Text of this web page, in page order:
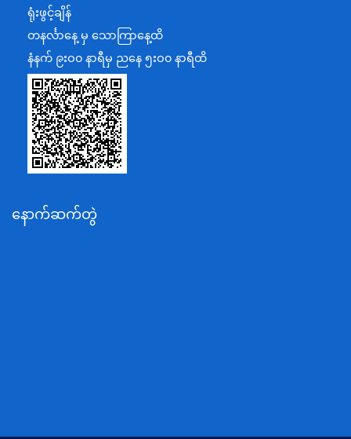
အပြည်ပြည်ဆိုင်ရာပူးပေါင်းဆောင်ရွက်ရေးဝန်ကြီးဌာန
ပြန်ကြားရေးဝန်ကြီးဌာန
သာသနာရေးနှင့် ယဉ်ကျေးမှုဝန်ကြီးဌာန
စိုက်ပျိုးရေး၊မွေးမြူရေးနှင့်ဆည်မြောင်းဝန်ကြီးဌာန
ပို့ဆောင်ရေးနှင့်ဆက်သွယ်ရေးဝန်ကြီးဌာန
သယံဇာတနှင့်ပတ်ဝန်းကျင်ထိန်းသိမ်းရေးဝန်ကြီးဌာန
အလုပ်သမား၊လူဝင်မှုကြီးကြပ်ရေးနှင့်ပြည်သူ့အင်အား
ရုံးဖွင့်ချိန်
တနင်္လာနေ့ မှ သောကြာနေ့ထိ
နံနက် ၉းဝ၀ နာရီမှ ညနေ ၅းဝ၀ နာရီထိ
နောက်ဆက်တွဲ